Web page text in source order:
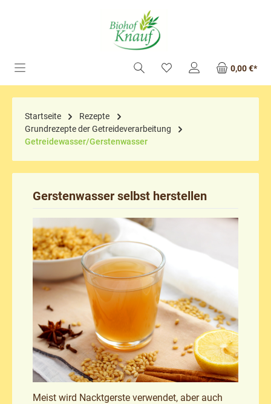
0,00 €*
Startseite
Rezepte
Grundrezepte der Getreideverarbeitung
Getreidewasser/Gerstenwasser
Gerstenwasser selbst herstellen
Meist wird Nacktgerste verwendet, aber auch